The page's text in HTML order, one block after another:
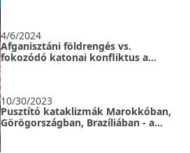
4/6/2024
Afganisztáni földrengés vs.
fokozódó katonai konfliktus a
10/30/2023
Pusztító kataklizmák Marokkóban,
Görögországban, Brazíliában - a